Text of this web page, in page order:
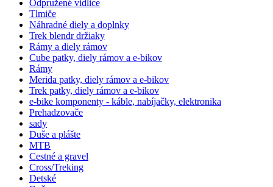
Odpružené vidlice
Tlmiče
Náhradné diely a doplnky
Trek blendr držiaky
Rámy a diely rámov
Cube patky, diely rámov a e-bikov
Rámy
Merida patky, diely rámov a e-bikov
Trek patky, diely rámov a e-bikov
e-bike komponenty - káble, nabíjačky, elektronika
Prehadzovače
sady
Duše a plášte
MTB
Cestné a gravel
Cross/Treking
Detské